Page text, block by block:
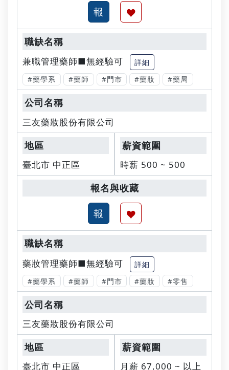
兼職管理藥師■無經驗可
詳細
#藥學系
#藥師 #門市 #藥妝 #藥局
三友藥妝股份有限公司
臺北市 中正區 時薪 500 ~ 500
藥妝管理藥師■無經驗可
詳細
#藥學系
#藥師 #門市 #藥妝 #零售
三友藥妝股份有限公司
臺北市 中正區 月薪 67,000 ~ 以上